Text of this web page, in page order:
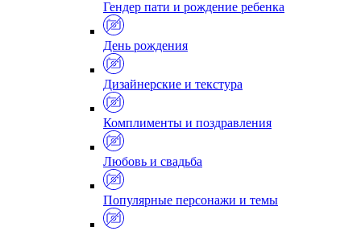
Гендер пати и рождение ребенка
День рождения
Дизайнерские и текстура
Комплименты и поздравления
Любовь и свадьба
Популярные персонажи и темы